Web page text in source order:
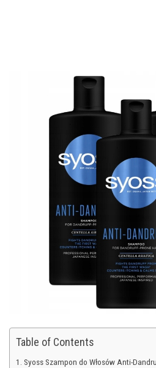
Table of Contents
Syoss Szampon do Włosów Anti-